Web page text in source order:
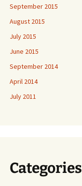
September 2015
August 2015
July 2015
June 2015
September 2014
April 2014
July 2011
Categories